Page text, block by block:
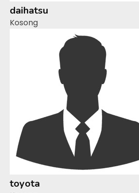
daihatsu
Kosong
toyota